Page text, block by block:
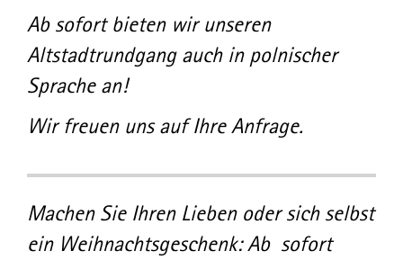
Ab sofort bieten wir unseren
Altstadtrundgang auch in polnischer
Sprache an!
Wir freuen uns auf Ihre Anfrage.
Machen Sie Ihren Lieben oder sich selbst
ein Weihnachtsgeschenk: Ab sofort